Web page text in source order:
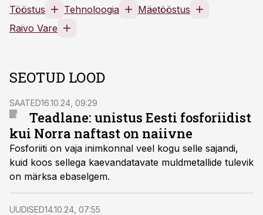
Tööstus Tehnoloogia
Mäetööstus
Raivo Vare
SEOTUD LOOD
SAATED16.10.24, 09:29
Teadlane: unistus Eesti fosforiidist
kui Norra naftast on naiivne
Fosforiiti on vaja inimkonnal veel kogu selle sajandi,
kuid koos sellega kaevandatavate muldmetallide tulevik
on märksa ebaselgem.
UUDISED14.10.24, 07:55